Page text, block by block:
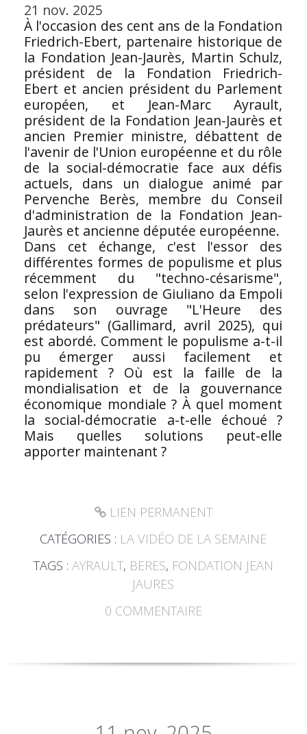
21 nov. 2025
À l'occasion des cent ans de la Fondation
Friedrich-Ebert, partenaire historique de
la Fondation Jean-Jaurès, Martin Schulz,
président de la Fondation Friedrich-
Ebert et ancien président du Parlement
européen, et Jean-Marc Ayrault,
président de la Fondation Jean-Jaurès et
ancien Premier ministre, débattent de
l'avenir de l'Union européenne et du rôle
de la social-démocratie face aux défis
actuels, dans un dialogue animé par
Pervenche Berès, membre du Conseil
d'administration de la Fondation Jean-
Jaurès et ancienne députée européenne.
Dans cet échange, c'est l'essor des
différentes formes de populisme et plus
récemment du "techno-césarisme",
selon l'expression de Giuliano da Empoli
dans son ouvrage "L'Heure des
prédateurs" (Gallimard, avril 2025), qui
est abordé. Comment le populisme a-t-il
pu émerger aussi facilement et
rapidement ? Où est la faille de la
mondialisation et de la gouvernance
économique mondiale ? À quel moment
la social-démocratie a-t-elle échoué ?
Mais quelles solutions peut-elle
apporter maintenant ?
LIEN PERMANENT
CATÉGORIES : LA VIDÉO DE LA SEMAINE
TAGS : AYRAULT, BERES, FONDATION JEAN
JAURES
0 COMMENTAIRE